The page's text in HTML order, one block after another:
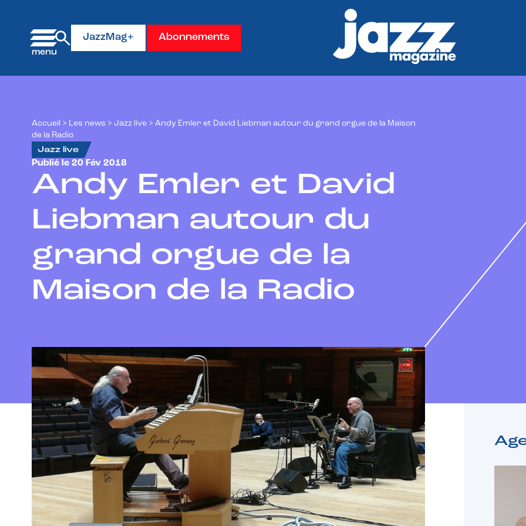
JazzMag+ Abonnements
Accueil > Les news > Jazz live > Andy Emler et David Liebman autour du grand orgue de la Maison
de la Radio
Jazz live
Publié le 20 Fév 2018
Andy Emler et David
Liebman autour du
grand orgue de la
Maison de la Radio